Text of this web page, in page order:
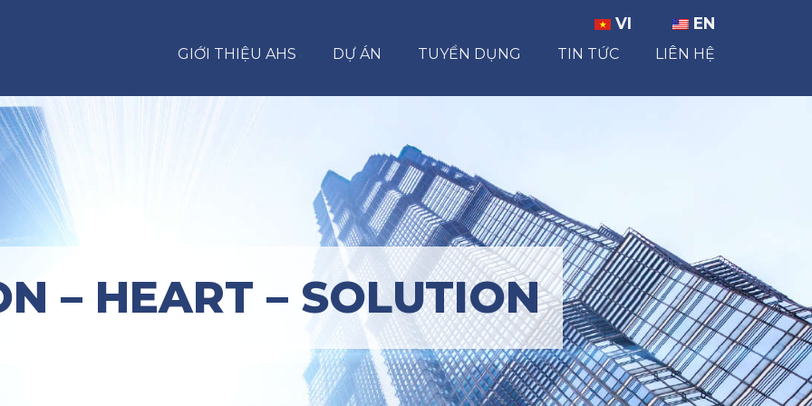
VI EN
GIỚI THIỆU AHS DỰ ÁN TUYỂN DỤNG TIN TỨC LIÊN HỆ
– HEART – SOLUTION